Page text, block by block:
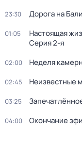
23:30 Дорога на Бали
01:05 Настоящая
Серия 2-я
02:00 Неделя
02:45 Неизвестные
03:25
04:00 Окончание